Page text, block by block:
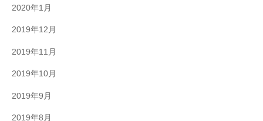
2020年1月
2019年12月
2019年11月
2019年10月
2019年9月
2019年8月